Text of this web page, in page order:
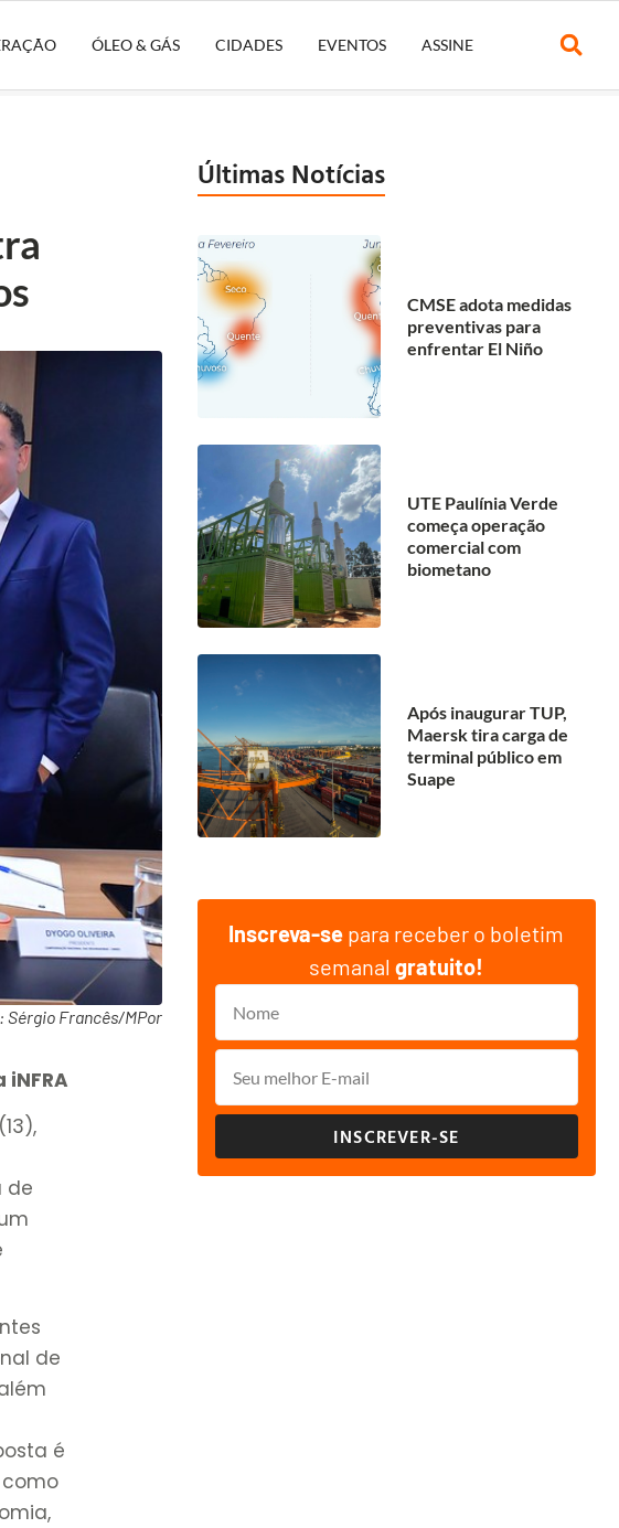
ÓLEO & GÁS CIDADES EVENTOS ASSINE
Sérgio Francês/MPor
de
de
é
Últimas Notícias
CMSE adota medidas
preventivas para
enfrentar El Niño
UTE Paulínia Verde
começa operação
comercial com
biometano
Após inaugurar TUP,
Maersk tira carga de
terminal público em
Suape
Inscreva-se para receber o boletim
semanalgratuito!
INSCREVER-SE